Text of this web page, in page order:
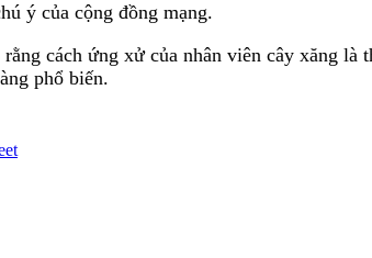
ý của cộng đồng mạng.
cách ứng xử của nhân viên cây xăng
phổ biến.